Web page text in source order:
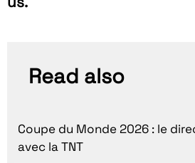
Read also
Coupe du Monde 2026 : le
avec la TNT